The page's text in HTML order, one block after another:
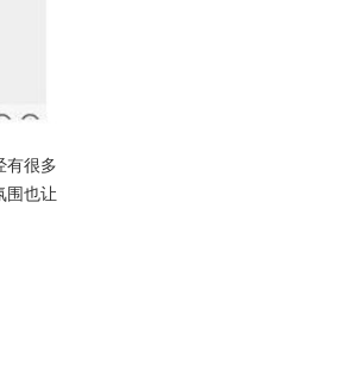
有很多
围也让